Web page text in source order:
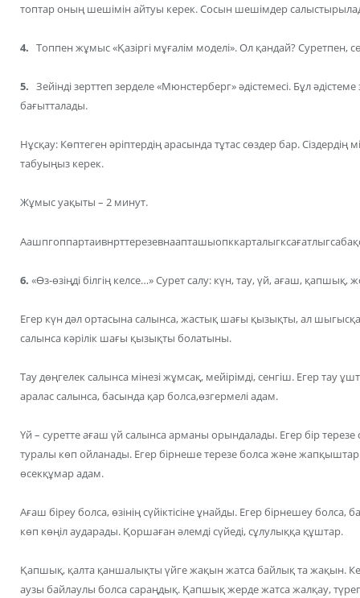
топтар оның шешімін айтуы керек. Сосын шешімдер
4. Топпен жұмыс «Қазіргі мұғалім моделі». Ол қандай? Суретпен,
5. Зейінді зерттеп зерделе «Мюнстерберг» әдістемесі. Бұл
бағытталады.
Нұсқау: Көптеген әріптердің арасында тұтас сөздер бар. Сіздердің
табуыңыз керек.
Жұмыс уақыты – 2 минут.
6. «Өз-өзіңді білгің келсе…» Сурет салу: күн, тау, үй, ағаш, қапшық,
Егер күн дәл ортасына салынса, жастық шағы қызықты, ал
салынса кәрілік шағы қызықты болатыны.
Тау дөңгелек салынса мінезі жұмсақ, мейірімді, сенгіш. Егер тау
аралас салынса, басында қар болса,өзгермелі адам.
Үй – суретте ағаш үй салынса арманы орындалады. Егер бір
туралы көп ойланады. Егер бірнеше терезе болса және
өсекқұмар адам.
Ағаш біреу болса, өзінің сүйіктісіне ұнайды. Егер бірнешеу болса,
көп көңіл аударады. Қоршаған әлемді сүйеді, сұлулыққа құштар.
Қапшық, қалта қаншалықты үйге жақын жатса байлық та жақын.
аузы байлаулы болса сараңдық. Қапшық жерде жатса жалқау,